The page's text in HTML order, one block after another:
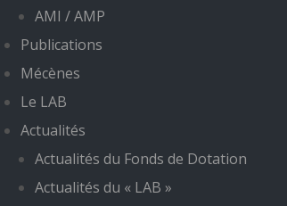
AMI / AMP
Publications
Mécènes
Le LAB
Actualités
Actualités du Fonds de Dotation
Actualités du « LAB »